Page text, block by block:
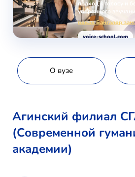
подход к голосу и
уверенного
вокал Бангалор
voice-school.com
О вузе
Агинский филиал
(Современной
академии)